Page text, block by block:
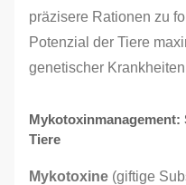
präzisere Rationen zu
Potenzial der Tiere
genetischer
Mykotoxinmanagement:
Tiere
Mykotoxine (giftige